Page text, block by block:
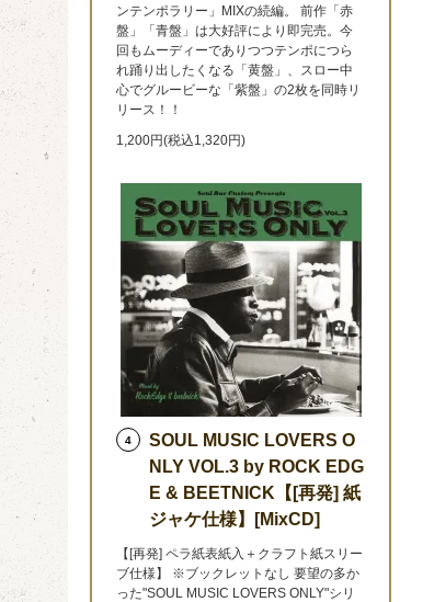
ンテンポラリー」MIXの続編。 前作「赤
盤」「青盤」は大好評により即完売。今
回もムーディーでありつつテンポにつら
れ踊り出したくなる「黄盤」、スロー中
心でグルービーな「紫盤」の2枚を同時リ
リース！！
1,200円(税込1,320円)
4
SOUL MUSIC LOVERS O
NLY VOL.3 by ROCK EDG
E & BEETNICK【[再発] 紙
ジャケ仕様】[MixCD]
【[再発] ペラ紙表紙入＋クラフト紙スリー
ブ仕様】 ※ブックレットなし 要望の多か
った"SOUL MUSIC LOVERS ONLY"シリ